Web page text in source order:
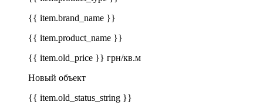
{{ item.brand_name }}
{{ item.product_name }}
{{ item.old_price }} грн/кв.м
Новый объект
{{ item.old_status_string }}